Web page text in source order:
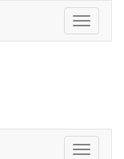
Toggle